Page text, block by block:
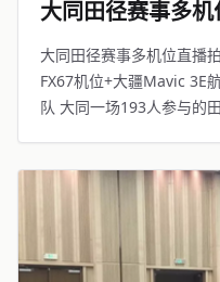
大同田径赛事多
大同田径赛事多机位直播
FX67机位+大疆Mavic 3E
队 大同一场193人参与的